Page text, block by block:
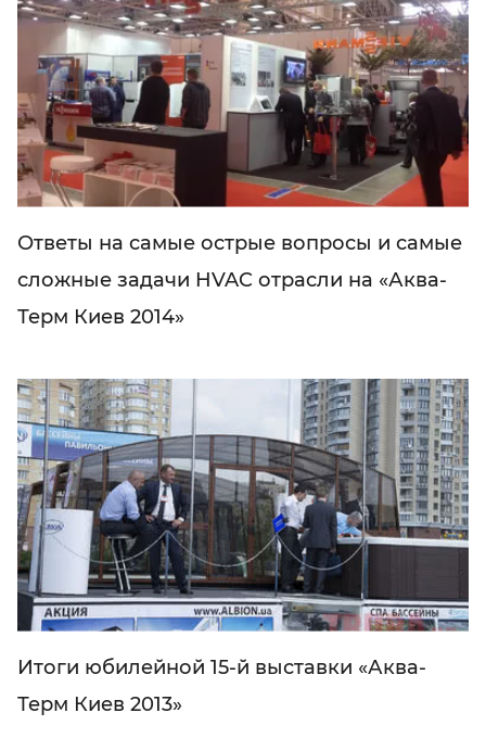
Ответы на самые острые вопросы и самые
сложные задачи HVAC отрасли на «Аква-
Терм Киев 2014»
Итоги юбилейной 15-й выставки «Аква-
Терм Киев 2013»